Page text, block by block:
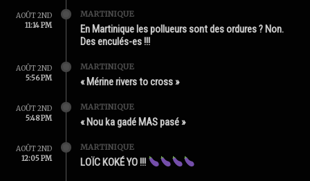
AOÛT 2ND
11:14 PM
MARTINIQUE
En Martinique les pollueurs sont des ordures ? Non.
Des enculés-es !!!
AOÛT 2ND
5:56 PM
MARTINIQUE
« Mérine rivers to cross »
AOÛT 2ND
5:48 PM
MARTINIQUE
« Nou ka gadé MAS pasé »
AOÛT 2ND
12:05 PM
MARTINIQUE
LOÏC KOKÉ YO !!!